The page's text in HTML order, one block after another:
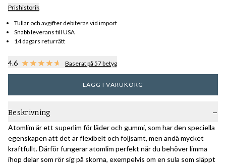
Prishistorik
Tullar och avgifter debiteras vid import
Snabb leverans till USA
14 dagars returrätt
4.6 Baserat på 57 betyg
LÄGG I VARUKORG
Beskrivning
Atomlim är ett superlim för läder och gummi, som har den speciella
egenskapen att det är flexibelt och följsamt, men ändå mycket
kraftfullt. Därför fungerar atomlim perfekt när du behöver limma
ihop delar som rör sig på skorna, exempelvis om en sula som släppt